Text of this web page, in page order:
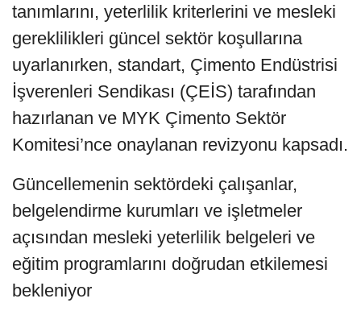
tanımlarını, yeterlilik kriterlerini ve mesleki
gereklilikleri güncel sektör koşullarına
uyarlanırken, standart, Çimento Endüstrisi
İşverenleri Sendikası (ÇEİS) tarafından
hazırlanan ve MYK Çimento Sektör
Komitesi’nce onaylanan revizyonu kapsadı.
Güncellemenin sektördeki çalışanlar,
belgelendirme kurumları ve işletmeler
açısından mesleki yeterlilik belgeleri ve
eğitim programlarını doğrudan etkilemesi
bekleniyor